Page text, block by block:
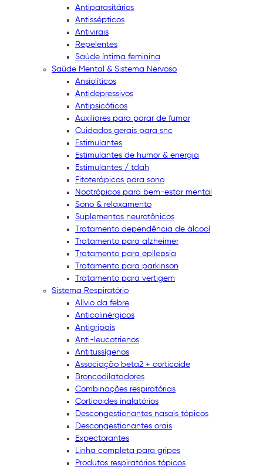
Antiparasitários
Antissépticos
Antivirais
Repelentes
Saúde íntima feminina
Saúde Mental & Sistema Nervoso
Ansiolíticos
Antidepressivos
Antipsicóticos
Auxiliares para parar de fumar
Cuidados gerais para snc
Estimulantes
Estimulantes de humor & energia
Estimulantes / tdah
Fitoterápicos para sono
Nootrópicos para bem-estar mental
Sono & relaxamento
Suplementos neurotônicos
Tratamento dependência de álcool
Tratamento para alzheimer
Tratamento para epilepsia
Tratamento para parkinson
Tratamento para vertigem
Sistema Respiratório
Alívio da febre
Anticolinérgicos
Antigripais
Anti-leucotrienos
Antitussígenos
Associação beta2 + corticoide
Broncodilatadores
Combinações respiratórias
Corticoides inalatórios
Descongestionantes nasais tópicos
Descongestionantes orais
Expectorantes
Linha completa para gripes
Produtos respiratórios tópicos